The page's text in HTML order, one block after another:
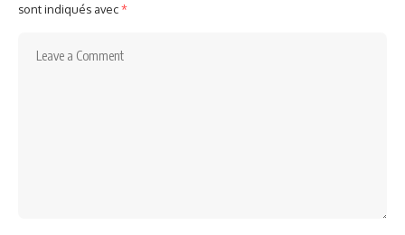
sont indiqués avec*